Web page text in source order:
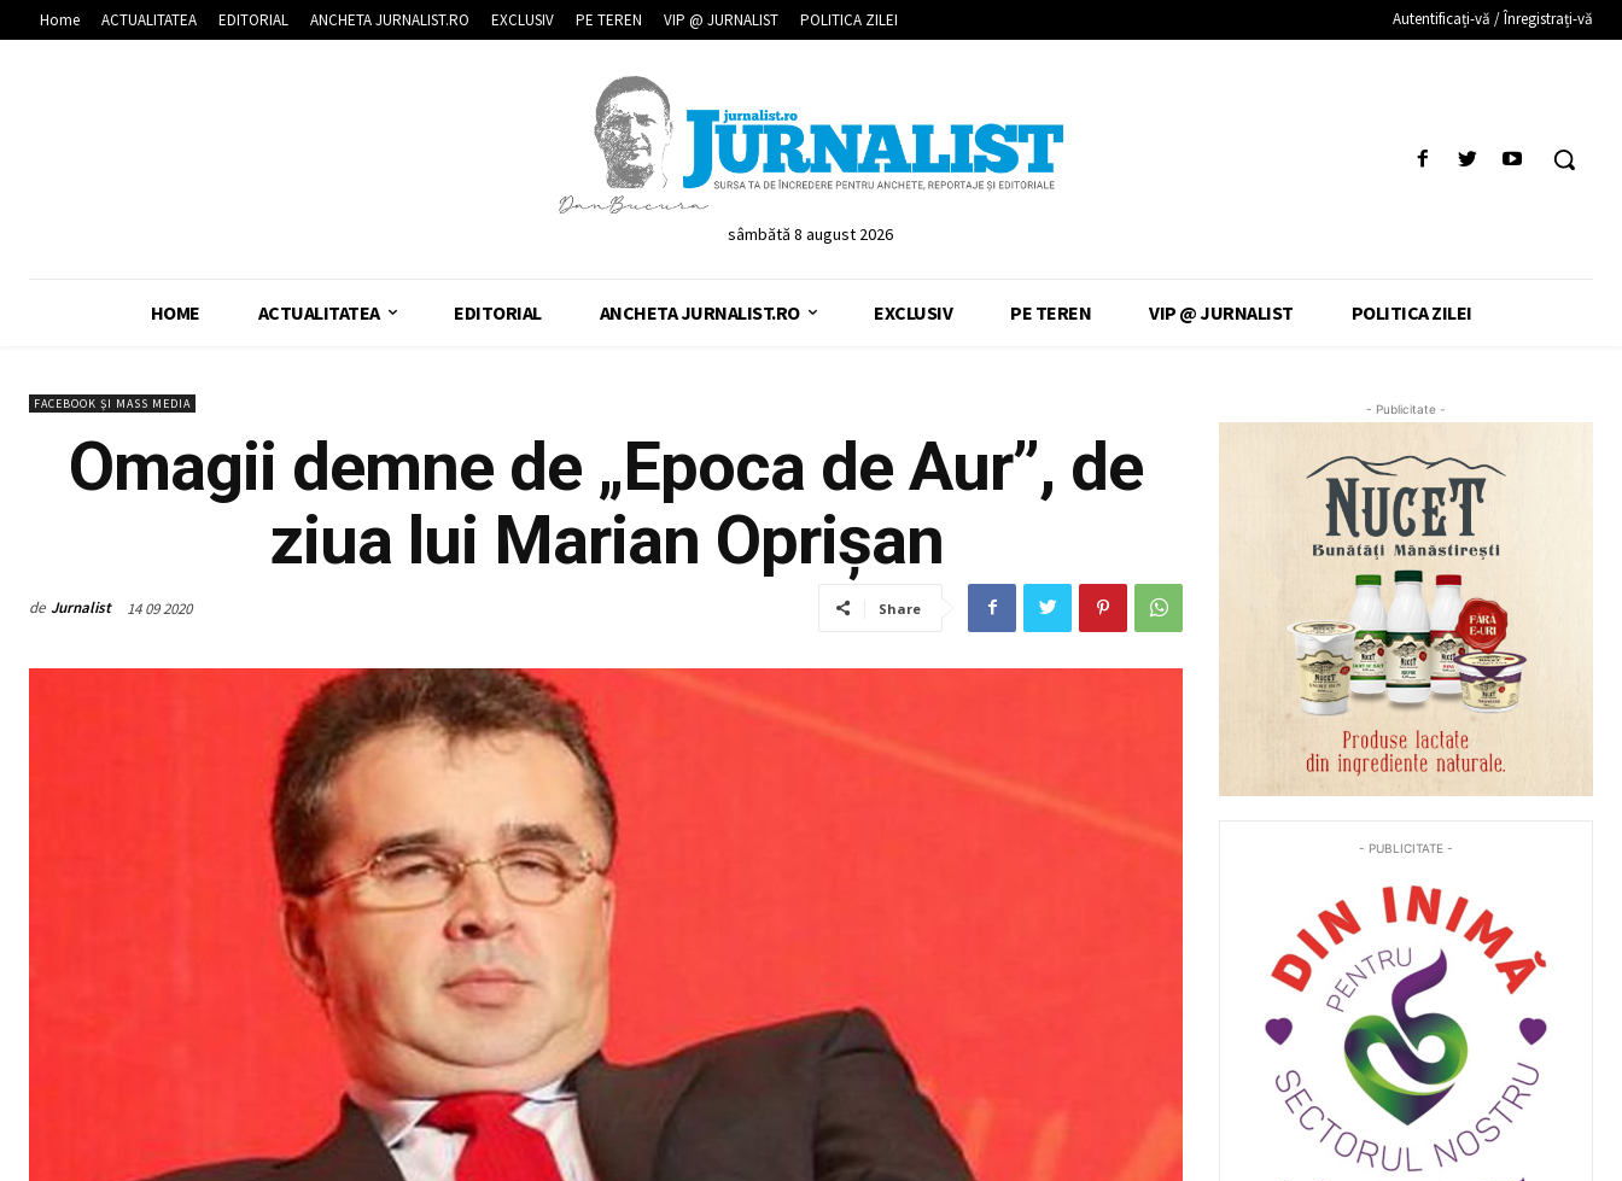
Home ACTUALITATEA EDITORIAL ANCHETA JURNALIST.RO EXCLUSIV PE TEREN VIP @ JURNALIST POLITICA ZILEI Autentificați-vă / Înregistrați-vă
sâmbătă 8 august 2026
HOME ACTUALITATEA EDITORIAL ANCHETA JURNALIST.RO EXCLUSIV PE TEREN VIP @ JURNALIST POLITICA ZILEI
FACEBOOK ȘI MASS MEDIA
Omagii demne de „Epoca de Aur”, de
ziua lui Marian Oprișan
de Jurnalist 14 09 2020 Share
- Publicitate -
- PUBLICITATE -